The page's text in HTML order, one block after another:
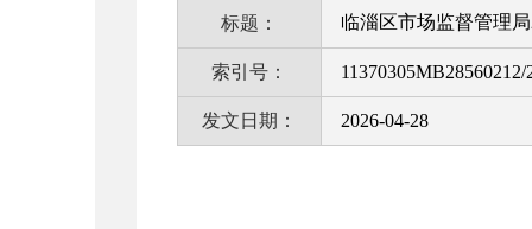
标题： 临淄区市场监督管理
索引号： 11370305MB28560212/
发文日期： 2026-04-28